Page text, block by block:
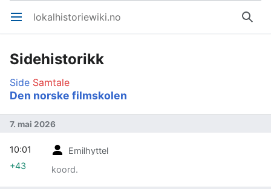
Åpne hovedmenyen lokalhistoriewiki.no Søk
Sidehistorikk
Side Samtale
Den norske filmskolen
7. mai 2026
Emilhyttel
koord.
10:01
+43